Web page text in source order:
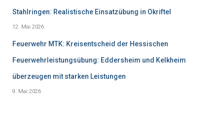
Stahlringen: Realistische Einsatzübung in Okriftel
12. Mai 2026
Feuerwehr MTK: Kreisentscheid der Hessischen
Feuerwehrleistungsübung: Eddersheim und Kelkheim
überzeugen mit starken Leistungen
9. Mai 2026